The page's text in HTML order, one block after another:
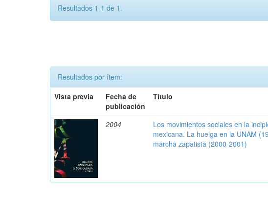
Resultados 1-1 de 1.
Resultados por ítem:
Vista previa
Fecha de
publicación
Título
2004
Los movimientos sociales en la
mexicana. La huelga en la UNAM
marcha zapatista (2000-2001)